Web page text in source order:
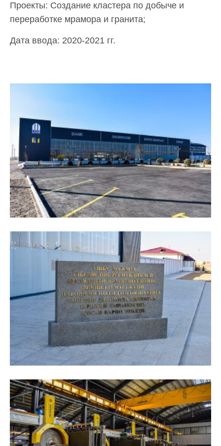
Проекты: Создание кластера по добыче и
переработке мрамора и гранита;
Дата ввода: 2020-2021 гг.